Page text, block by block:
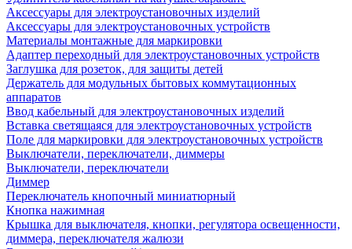
Аксессуары для электроустановочных изделий
Аксессуары для электроустановочных устройств
Материалы монтажные для маркировки
Адаптер переходный для электроустановочных устройств
Заглушка для розеток, для защиты детей
Держатель для модульных бытовых коммутационных
аппаратов
Ввод кабельный для электроустановочных изделий
Вставка светящаяся для электроустановочных устройств
Поле для маркировки для электроустановочных устройств
Выключатели, переключатели, диммеры
Выключатели, переключатели
Диммер
Переключатель кнопочный миниатюрный
Кнопка нажимная
Крышка для выключателя, кнопки, регулятора освещенности,
диммера, переключателя жалюзи